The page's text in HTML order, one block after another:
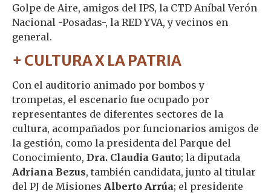
Golpe de Aire, amigos del IPS, la CTD Aníbal Verón
Nacional -Posadas-, la RED YVA, y vecinos en
general.
+ CULTURA X LA PATRIA
Con el auditorio animado por bombos y
trompetas, el escenario fue ocupado por
representantes de diferentes sectores de la
cultura, acompañados por funcionarios amigos de
la gestión, como la presidenta del Parque del
Conocimiento, Dra. Claudia Gauto; la diputada
Adriana Bezus, también candidata, junto al titular
del PJ de Misiones Alberto Arrúa; el presidente